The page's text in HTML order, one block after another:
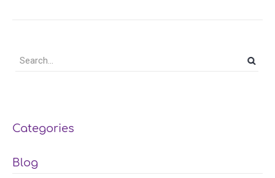
Categories
Blog